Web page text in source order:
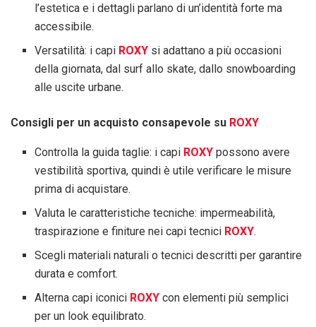
l’estetica e i dettagli parlano di un’identità forte ma
accessibile.
Versatilità: i capi ROXY si adattano a più occasioni
della giornata, dal surf allo skate, dallo snowboarding
alle uscite urbane.
Consigli per un acquisto consapevole su ROXY
Controlla la guida taglie: i capi ROXY possono avere
vestibilità sportiva, quindi è utile verificare le misure
prima di acquistare.
Valuta le caratteristiche tecniche: impermeabilità,
traspirazione e finiture nei capi tecnici ROXY.
Scegli materiali naturali o tecnici descritti per garantire
durata e comfort.
Alterna capi iconici ROXY con elementi più semplici
per un look equilibrato.